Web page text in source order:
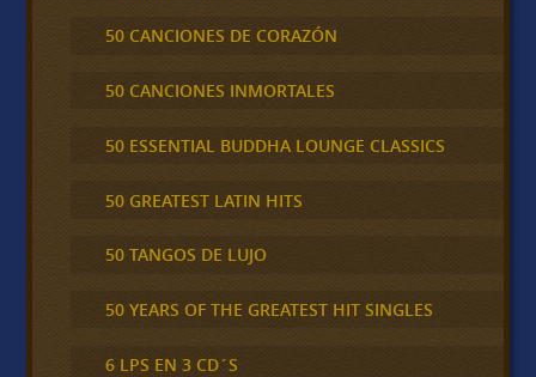
50 CANCIONES DE CORAZÓN
50 CANCIONES INMORTALES
50 ESSENTIAL BUDDHA LOUNGE CLASSICS
50 GREATEST LATIN HITS
50 TANGOS DE LUJO
50 YEARS OF THE GREATEST HIT SINGLES
6 LPS EN 3 CD´S